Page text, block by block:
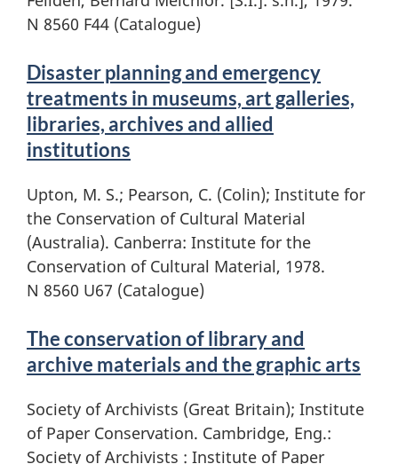
N 8560 F44 (Catalogue)
Disaster planning and emergency
treatments in museums, art galleries,
libraries, archives and allied
institutions
Upton, M. S.; Pearson, C. (Colin); Institute for
the Conservation of Cultural Material
(Australia). Canberra: Institute for the
Conservation of Cultural Material, 1978.
N 8560 U67 (Catalogue)
The conservation of library and
archive materials and the graphic arts
Society of Archivists (Great Britain); Institute
of Paper Conservation. Cambridge, Eng.:
Society of Archivists : Institute of Paper